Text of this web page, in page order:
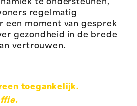
te ondersteunen,
regelmatig
een moment van gesprek
gezondheid in de brede
vertrouwen.
toegankelijk.